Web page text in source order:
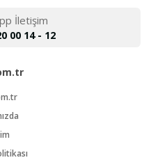
İletişim
00 14 - 12